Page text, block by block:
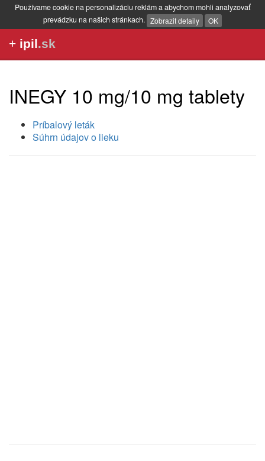
Používame cookie na personalizáciu reklám a abychom mohli analyzovať
prevádzku na našich stránkach. Zobrazit detaily OK
+ ipil.sk
INEGY 10 mg/10 mg tablety
Príbalový leták
Súhrn údajov o lieku